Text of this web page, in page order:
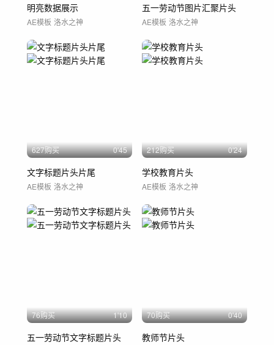
明亮数据展示
AE模板 洛水之神
五一劳动节图片汇聚片头
AE模板 洛水之神
627购买 0'45
文字标题片头片尾
AE模板 洛水之神
212购买 0'24
学校教育片头
AE模板 洛水之神
76购买 1'10
五一劳动节文字标题片头
70购买 0'40
教师节片头